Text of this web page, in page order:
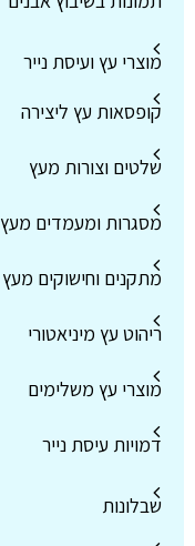
מוצרי עץ ועיסת נייר
קופסאות עץ ליצירה
שלטים וצורות מעץ
מסגרות ומעמדים מעץ
מתקנים וחישוקים מעץ
ריהוט עץ מיניאטורי
מוצרי עץ משלימים
דמויות עיסת נייר
שבלונות